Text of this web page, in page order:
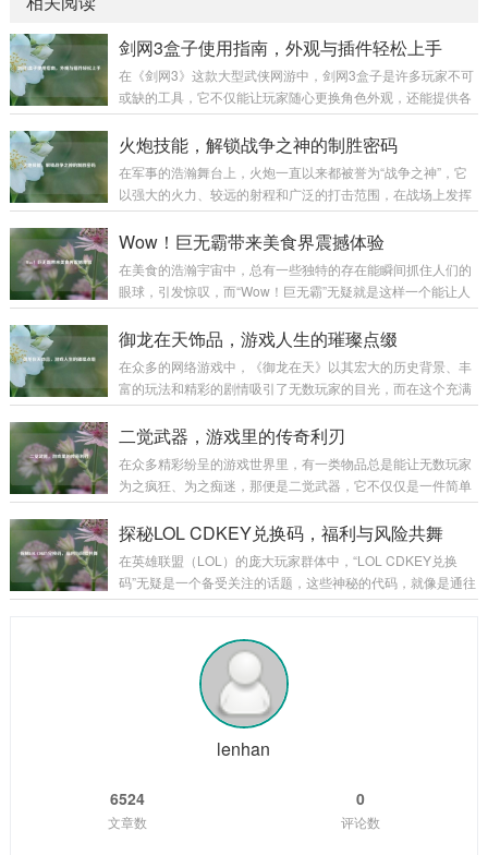
剑网3盒子使用指南，外观与插件轻松上手
在《剑网3》这款大型武侠网游中，剑网3盒子是许多玩家不可
或缺的工具，它不仅能让玩家随心更换角色外观，还能提供各
种实用插件，极大地提升游戏体验,下面就为大家详细介绍剑网
3盒子的使用方法。 下载与安装 你需要前往剑网3盒子的官方
网站，在搜索引擎中输入“剑网3盒子”，认准官方标识的网站进
入，在官网首页，通常会有醒目的“下载”按钮，点击后选择适
合你系统的版本进行下载，下载完成后，找到安装包文件，双
安装在系统盘，以免影响电脑性能...
火炮技能，解锁战争之神的制胜密码
在军事的浩瀚舞台上，火炮一直以来都被誉为“战争之神”，它
以强大的火力、较远的射程和广泛的打击范围，在战场上发挥
着举足轻重的作用，而火炮技能，则是让这尊“战争之神”真正
展现威力的制胜密码。 火炮技能涵盖了多个方面，从最基础的
操作技能到复杂的战术运用,每一个环节都决定着火炮在战场上
能否发挥出最大效能。 操作技能是火炮技能的基石，一名合格
的火炮手，首先要熟练掌握火炮的装填、瞄准和发射等基本操
装填方式和要求，装填的速度和准确性...
Wow！巨无霸带来美食界震撼体验
在美食的浩瀚宇宙中，总有一些独特的存在能瞬间抓住人们的
眼球，引发惊叹，而“Wow！巨无霸”无疑就是这样一个能让人
发出由衷赞叹的美食奇迹。 “Wow！巨无霸”，单是这个名字就
充满了魔力。“Wow”代表着惊叹、震撼，而“巨无霸”则明确了
它的体量与霸气，当它第一次出现在人们的视野中时，那种视
觉上的冲击感就如同看到一座美食小山般，让人忍不住脱口而
出“Wow”。 从外观来看，“Wow！巨无霸”拥有令人咋舌的尺
一座小山丘，那金黄酥...
御龙在天饰品，游戏人生的璀璨点缀
在众多的网络游戏中，《御龙在天》以其宏大的历史背景、丰
富的玩法和精彩的剧情吸引了无数玩家的目光，而在这个充满
热血与激情的游戏世界里，御龙在天饰品宛如一颗颗璀璨的明
珠,为玩家们的游戏体验增添了别样的光彩。 御龙在天饰品不仅
仅是一种装饰，更是实力与身份的象征，从最初级的简单饰品
到高级的珍稀饰品，每一件都承载着玩家的心血与努力，当玩
家初入游戏，那些基础的饰品或许只能提供一些微不足道的属
村蹒跚学步,逐渐熟悉这个陌生而又充满魅力的...
二觉武器，游戏里的传奇利刃
在众多精彩纷呈的游戏世界里，有一类物品总是能让无数玩家
为之疯狂、为之痴迷，那便是二觉武器，它不仅仅是一件简单
的装备，更是玩家们在游戏征程中的荣耀象征,是实力的具象化
体现。 二觉武器往往伴随着角色的二次觉醒而出现，当玩家历
经千辛万苦，将角色培养到一定阶段，解锁二次觉醒的那一
刻，二觉武器就如同神秘宝藏一般，在游戏的迷雾中逐渐露出
它的锋芒，它的出现，标志着角色进入了一个全新的境界,拥有
疑是游戏美术设计的精华所在，每一把二觉...
探秘LOL CDKEY兑换码，福利与风险共舞
在英雄联盟（LOL）的庞大玩家群体中，“LOL CDKEY兑换
码”无疑是一个备受关注的话题，这些神秘的代码，就像是通往
游戏宝藏世界的钥匙，吸引着无数玩家去追寻和探索。 CDKE
联盟官方指定的兑换页面输入这些代码，从而获得各种游戏内
的奖励，这些奖励可谓丰富多彩，从稀有的英雄皮肤、珍贵的
英雄角色，到各种游戏道具和加成，应有尽有，对于玩家而
言，一个有效的CDKEY兑换码就像是一份意外之喜，能让他们
在游戏中获得更多的乐趣和优势...
lenhan
6524
文章数
0
评论数